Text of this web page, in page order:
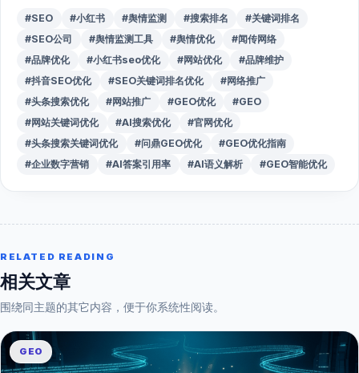
#SEO #小红书 #舆情监测 #搜索排名
#关键词排名
#SEO公司
#舆情监测工具 #舆情优化
#闻传网络
#品牌优化
#小红书seo优化 #网站优化
#品牌维护
#抖音SEO优化
#SEO关键词排名优化
#网络推广
#头条搜索优化
#网站推广 #GEO优化
#GEO
#网站关键词优化
#AI搜索优化
#官网优化
#头条搜索关键词优化
#问鼎GEO优化
#GEO优化指南
#企业数字营销
#AI答案引用率 #AI语义解析 #GEO智能优化
RELATED READING
相关文章
围绕同主题的其它内容，便于你系统性阅读。
GEO